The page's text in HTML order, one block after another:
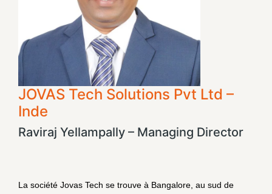
JOVAS Tech Solutions Pvt Ltd –
Inde
Raviraj Yellampally – Managing Director
La société Jovas Tech se trouve à Bangalore, au sud de